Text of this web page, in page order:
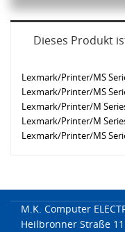
Dieses Produkt
Lexmark/Printer/MS
Lexmark/Printer/MS
Lexmark/Printer/M
Lexmark/Printer/M
Lexmark/Printer/MS
M.K. Computer
Heilbronner Straße 11